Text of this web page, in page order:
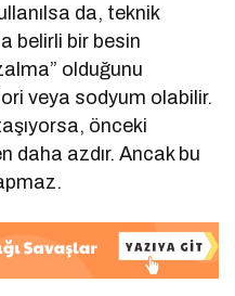
da, teknik
belirli bir besin
olduğunu
veya sodyum olabilir.
önceki
daha azdır. Ancak bu